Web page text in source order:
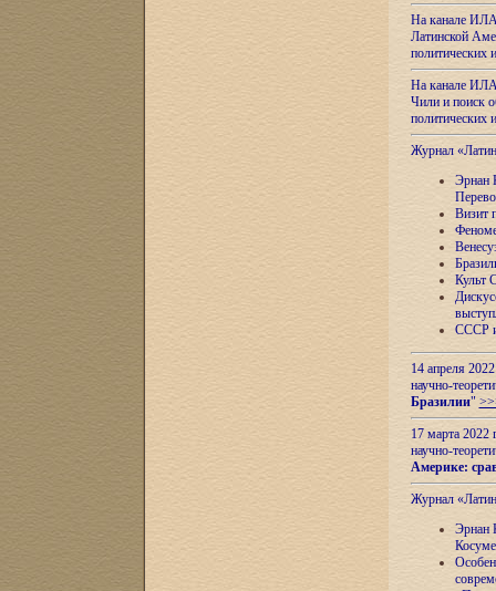
На канале
Латинской
На канале
Чили и поиск
Журнал
Эрнан
Визит
Культ
СССР и
14 апреля
научно-
Бразилии"
17 марта 2022
научно-
Америке:
Журнал
Эрнан